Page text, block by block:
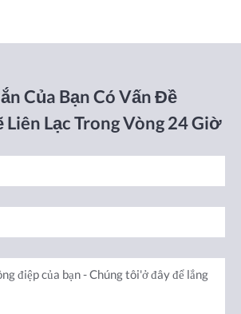
Của Bạn Có Vấn Đề
Liên Lạc Trong Vòng 24 Giờ